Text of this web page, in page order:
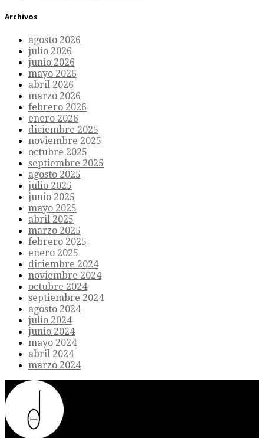
Archivos
agosto 2026
julio 2026
junio 2026
mayo 2026
abril 2026
marzo 2026
febrero 2026
enero 2026
diciembre 2025
noviembre 2025
octubre 2025
septiembre 2025
agosto 2025
julio 2025
junio 2025
mayo 2025
abril 2025
marzo 2025
febrero 2025
enero 2025
diciembre 2024
noviembre 2024
octubre 2024
septiembre 2024
agosto 2024
julio 2024
junio 2024
mayo 2024
abril 2024
marzo 2024